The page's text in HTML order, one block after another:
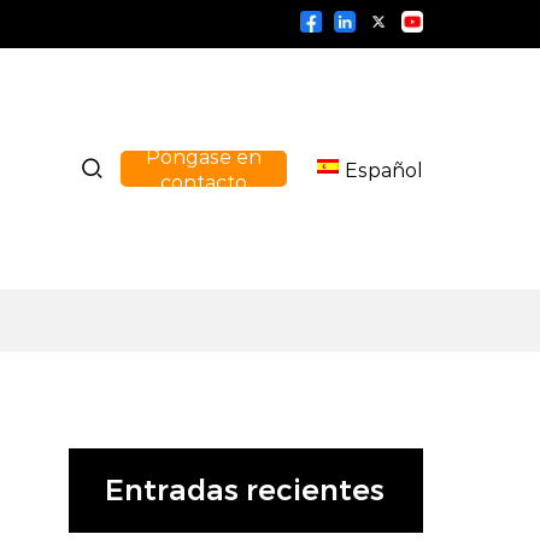
Póngase en
contacto
Español
Entradas recientes